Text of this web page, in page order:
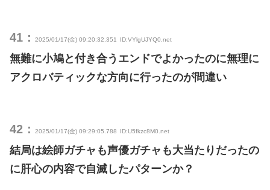
41： 2025/01/17(金) 09:20:32.351 ID:VYlgUJYQ0.net
無難に小鳩と付き合うエンドでよかったのに無理に
アクロバティックな方向に行ったのが間違い
42： 2025/01/17(金) 09:29:05.788 ID:U5fkzc8M0.net
結局は絵師ガチャも声優ガチャも大当たりだったの
に肝心の内容で自滅したパターンか？